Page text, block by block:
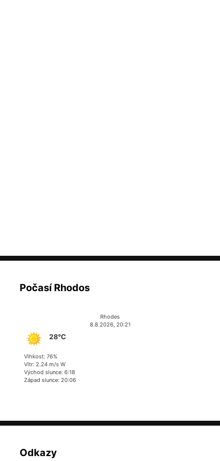
Počasí Rhodos
Rhodes
8.8.2026, 20:21
28°C
Vlhkost: 76%
Vítr: 2.24 m/s W
Východ slunce: 6:18
Západ slunce: 20:06
Odkazy